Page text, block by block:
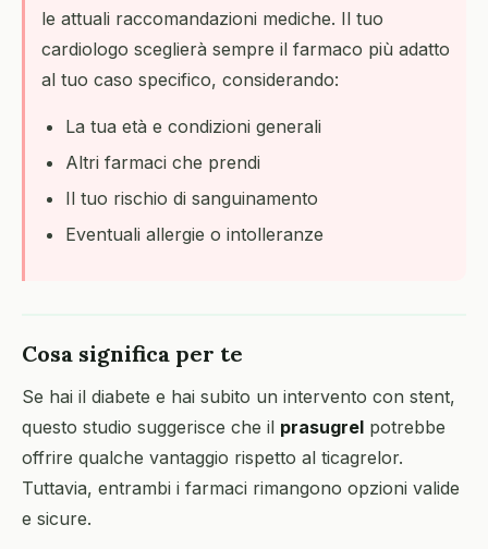
le attuali raccomandazioni mediche. Il tuo
cardiologo sceglierà sempre il farmaco più adatto
al tuo caso specifico, considerando:
La tua età e condizioni generali
Altri farmaci che prendi
Il tuo rischio di sanguinamento
Eventuali allergie o intolleranze
Cosa significa per te
Se hai il diabete e hai subito un intervento con stent,
questo studio suggerisce che il prasugrel potrebbe
offrire qualche vantaggio rispetto al ticagrelor.
Tuttavia, entrambi i farmaci rimangono opzioni valide
e sicure.